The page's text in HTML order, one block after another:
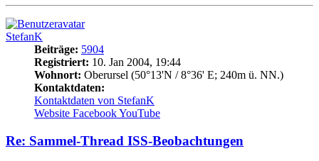
StefanK
Beiträge: 5904
Registriert: 10. Jan 2004, 19:44
Wohnort: Oberursel (50°13'N / 8°36' E; 240m ü. NN.)
Kontaktdaten:
Kontaktdaten von StefanK
Website FacebookYouTube
Re: Sammel-Thread ISS-Beobachtungen